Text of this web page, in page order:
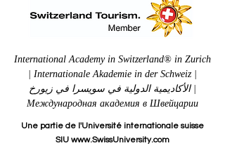
International Academy in Switzerland® in Zurich
| Internationale Akademie in der Schweiz |
الأكاديمية الدولية في سويسرا في زيورخ |
Международная академия в Швейцарии
Une partie de l'Université internationale suisse
SIU www.SwissUniversity.com